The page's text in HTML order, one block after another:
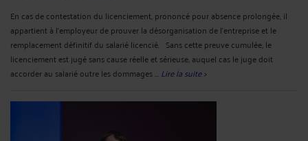
En cas de contestation du licenciement, prononcé pour absence prolongée, il
appartient à l’employeur de prouver la désorganisation de l'entreprise et le
remplacement définitif du salarié licencié. Sans cette preuve cumulée, le
licenciement est jugé sans cause réelle et sérieuse, auquel cas le juge doit
accorder au salarié outre les dommages ... Lire la suite >